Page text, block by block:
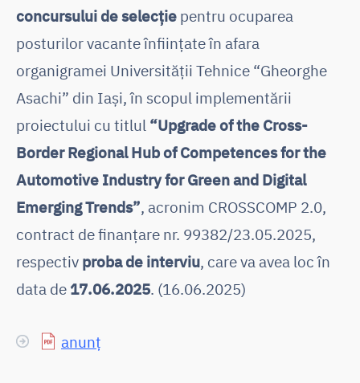
concursului de selecție pentru ocuparea
posturilor vacante înfiinţate în afara
organigramei Universității Tehnice “Gheorghe
Asachi” din Iași, în scopul implementării
proiectului cu titlul “Upgrade of the Cross-
Border Regional Hub of Competences for the
Automotive Industry for Green and Digital
Emerging Trends”, acronim CROSSCOMP 2.0,
contract de finanțare nr. 99382/23.05.2025,
respectiv proba de interviu, care va avea loc în
data de 17.06.2025. (16.06.2025)
anunț